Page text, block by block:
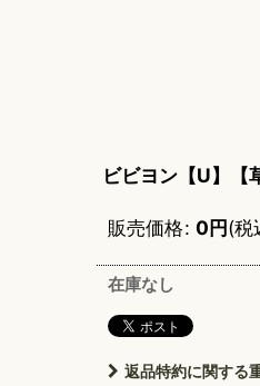
ビビヨン【U】【
販売価格: 0円(税
在庫なし
返品特約に関する